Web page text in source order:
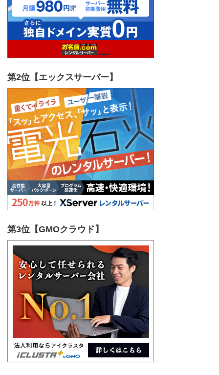
第2位【エックスサーバー】
第3位【GMOクラウド】